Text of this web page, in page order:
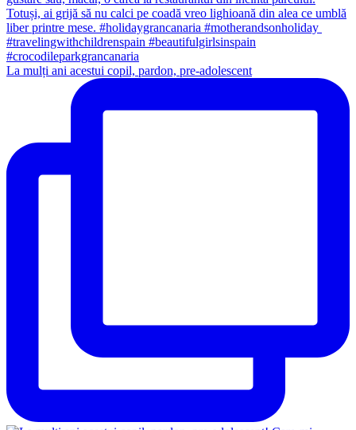
La mulți ani acestui copil, pardon, pre-adolescent